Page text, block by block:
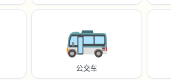
🚌
公交车